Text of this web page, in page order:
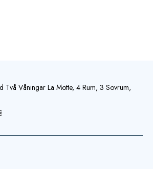
Två Våningar La Motte, 4 Rum, 3 Sovrum,